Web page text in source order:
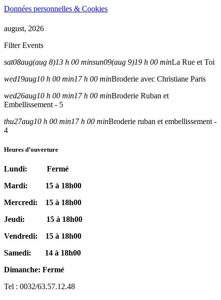
Données personnelles & Cookies
august, 2026
Filter Events
sat08aug(aug 8)13 h 00 minsun09(aug 9)19 h 00 minLa Rue et Toi
wed19aug10 h 00 min17 h 00 minBroderie avec Christiane Paris
wed26aug10 h 00 min17 h 00 minBroderie Ruban et
Embellissement - 5
thu27aug10 h 00 min17 h 00 minBroderie ruban et embellissement -
4
Heures d’ouverture
Lundi: Fermé
Mardi: 15 à 18h00
Mercredi: 15 à 18h00
Jeudi: 15 à 18h00
Vendredi: 15 à 18h00
Samedi: 14 à 18h00
Dimanche: Fermé
Tel : 0032/63.57.12.48